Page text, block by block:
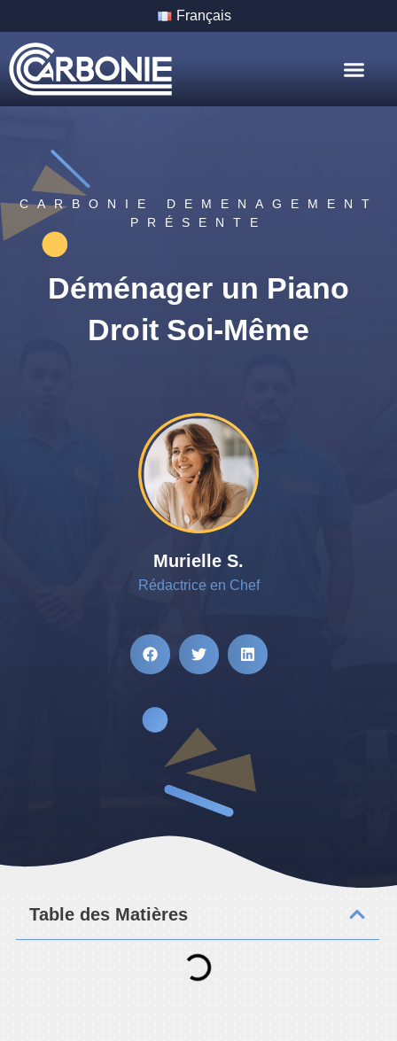
Français
CARBONIE DEMENAGEMENT
PRÉSENTE
Déménager un Piano
Droit Soi-Même
Murielle S.
Rédactrice en Chef
Table des Matières